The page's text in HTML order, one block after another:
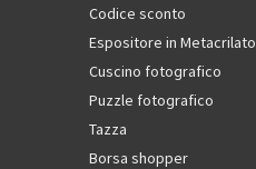
Codice sconto
Espositore in Metacrilato
Cuscino fotografico
Puzzle fotografico
Tazza
Borsa shopper